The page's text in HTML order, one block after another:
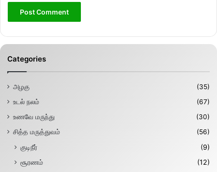
Categories
அழகு
(35)
உடல் நலம்
(67)
உணவே மருந்து
(30)
சித்த மருத்துவம்
(56)
குடிநீர்
(9)
சூரணம்
(12)